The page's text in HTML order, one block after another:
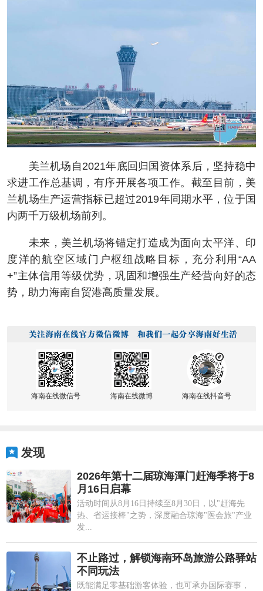
美兰机场自2021年底回归国资体系后，坚持稳中
求进工作总基调，有序开展各项工作。截至目前，美
兰机场生产运营指标已超过2019年同期水平，位于国
内两千万级机场前列。
未来，美兰机场将锚定打造成为面向太平洋、印
度洋的航空区域门户枢纽战略目标，充分利用“AA
+”主体信用等级优势，巩固和增强生产经营向好的态
势，助力海南自贸港高质量发展。
海南在线微信号 海南在线微博 海南在线抖音号
发现
2026年第十二届琼海潭门赶海季将于8
月16日启幕
活动时间从8月16日持续至8月30日，以"赶海先
热、省运接棒"之势，深度融合琼海"医会旅"产业
发...
不止路过，解锁海南环岛旅游公路驿站
不同玩法
既能满足零基础游客体验，也可承办国际赛事，